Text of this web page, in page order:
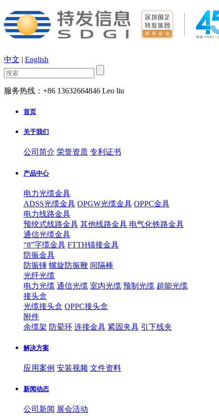
中文 | English
服务热线：+86 13632664846 Leo liu
首页
关于我们
公司简介 荣誉资质 专利证书
产品中心
电力光缆金具
ADSS光缆金具 OPGW光缆金具 OPPC金具
电力线路金具
预绞式线路金具 其他线路金具 电气化铁路金具
通信光缆金具
“8”字缆金具 FTTH锚接金具
防振金具
防振锤 螺旋防振鞭 间隔棒
光纤光缆
电力光缆 通信光缆 室内光缆 预制光缆 超能光缆
接头盒
光缆接头盒 OPPC接头盒
附件
余缆架 防晕环 连接金具 紧固夹具 引下线夹
解决方案
应用案例 安装视频 文件资料
新闻动态
公司新闻 展会活动